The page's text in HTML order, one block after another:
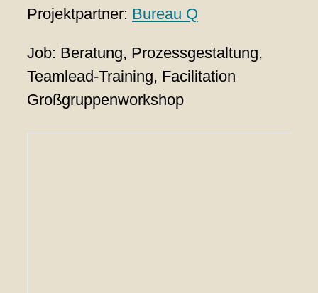
Projektpartner: Bureau Q
Job: Beratung, Prozessgestaltung,
Teamlead-Training, Facilitation
Großgruppenworkshop